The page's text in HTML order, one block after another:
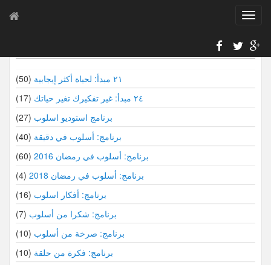
T
g
g
n
i
a
o
٢١ مبدأ: لحياة أكثر إيجابية
(50)
٢٤ مبدأ: غير تفكيرك تغير حياتك
(17)
برنامج استوديو اسلوب (27)
برنامج: أسلوب في دقيقة (40)
برنامج: أسلوب في رمضان 2016
(60)
برنامج: أسلوب في رمضان 2018
(4)
برنامج: أفكار اسلوب (16)
برنامج: شكرا من أسلوب (7)
برنامج: صرخة من أسلوب (10)
برنامج: فكرة من حلقة (10)